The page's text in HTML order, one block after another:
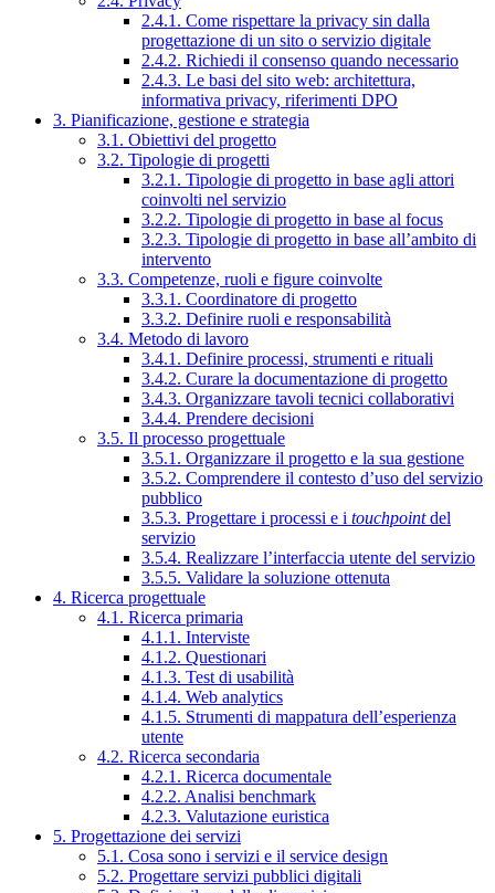
2.4.1. Come rispettare la privacy sin dalla
progettazione di un sito o servizio digitale
2.4.2. Richiedi il consenso quando necessario
2.4.3. Le basi del sito web: architettura,
informativa privacy, riferimenti DPO
3. Pianificazione, gestione e strategia
3.1. Obiettivi del progetto
3.2. Tipologie di progetti
3.2.1. Tipologie di progetto in base agli attori
coinvolti nel servizio
3.2.2. Tipologie di progetto in base al focus
3.2.3. Tipologie di progetto in base all’ambito di
intervento
3.3. Competenze, ruoli e figure coinvolte
3.3.1. Coordinatore di progetto
3.3.2. Definire ruoli e responsabilità
3.4. Metodo di lavoro
3.4.1. Definire processi, strumenti e rituali
3.4.2. Curare la documentazione di progetto
3.4.3. Organizzare tavoli tecnici collaborativi
3.4.4. Prendere decisioni
3.5. Il processo progettuale
3.5.1. Organizzare il progetto e la sua gestione
3.5.2. Comprendere il contesto d’uso del servizio
pubblico
3.5.3. Progettare i processi e i touchpointdel
servizio
3.5.4. Realizzare l’interfaccia utente del servizio
3.5.5. Validare la soluzione ottenuta
4. Ricerca progettuale
4.1. Ricerca primaria
4.1.1. Interviste
4.1.2. Questionari
4.1.3. Test di usabilità
4.1.4. Web analytics
4.1.5. Strumenti di mappatura dell’esperienza
utente
4.2. Ricerca secondaria
4.2.1. Ricerca documentale
4.2.2. Analisi benchmark
4.2.3. Valutazione euristica
5. Progettazione dei servizi
5.1. Cosa sono i servizi e il service design
5.2. Progettare servizi pubblici digitali